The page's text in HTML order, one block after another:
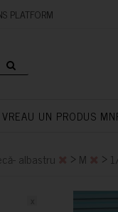
VREAU UN PRODUS
albastru > M >